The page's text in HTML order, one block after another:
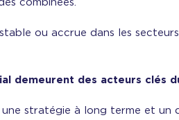
ou accrue dans les
demeurent des acteurs clés
stratégie à long terme et un